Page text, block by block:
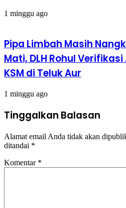
1 minggu ago
Pipa Limbah Masih
Mati, DLH Rohul
KSM di Teluk Aur
1 minggu ago
Tinggalkan Balasan
Alamat email Anda tidak akan
ditandai *
Komentar *